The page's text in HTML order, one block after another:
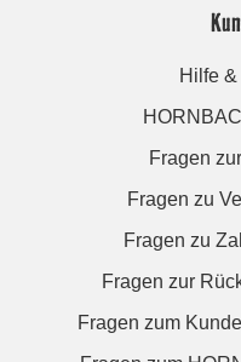
Hilfe
Fragen
Fragen zu
Fragen zu
Fragen zur
Fragen zum